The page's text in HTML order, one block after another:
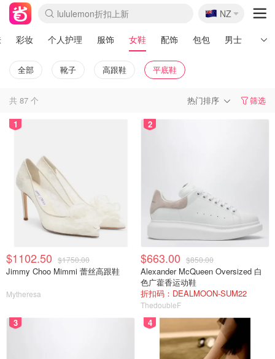
lululemon折扣上新
Sasa美妆护肤3.5折
SSENSE年中2.5折
FreshBeauty好价汇总
Cettire降价+叠9折
WWS Coles超市实拍
viagogo二手票捡漏
Myer折扣汇总
The Outnet奢牌1折起
David Jones 3折起
Flannels大牌1折
Perfumes Club护肤1折
AMIRO面罩$251
Amazon折扣汇总
eToro入金$200送$50
Amazon数码好物
ICONIC本周7.5折
ThedoubleF高奢地板价
Moose Knuckles 6折
EUFY摄像头$98
Selenichast首饰2折
Trip机票酒店促销
YSL送5件彩妆礼
Amazon家居好物
Amazon美妆护肤
雅漾大喷$8
过敏原检测盒$33
科颜氏高保湿面霜$29
SEALIFE海洋馆门票6折
丝塔芙大白罐$16
订阅Newsletter送香薰
Cult Beauty 6.8折
Harrods圣诞日历$525
LN-CC奢牌私促3折
d'Alba空姐喷雾$16
EVE LOM套装£56
Bernardelli独家4折
Adore Beauty 6折起
CT圣诞日历
Mytheresa奢品2.7折
Luxury Escapes 9折
Currentbody美容仪$881
MOON Garden Live
Roborock扫地机$649
Valentino官网5折
CR洗护套装$23
修丽可4件套$159
GANNI官网4.5折
Stylevana韩妆4折
Tessabit高奢8.5折
OGX洗发水$11
Amazon阿德莱德次日达
卡诗8.5折+赠礼
Philips Hue灯具8折
🇳🇿
NZ
彩妆 个人护理 服饰 女鞋 配饰 包包 男士 运
全部 靴子 高跟鞋 平底鞋
共 87 个 热门排序 筛选
1
$1102.50 $1750.00
Jimmy Choo Mimmi 蕾丝高跟鞋
Mytheresa
2
$663.00 $850.00
Alexander McQueen Oversized 白
色广藿香运动鞋
折扣码：DEALMOON-SUM22
ThedoubleF
3 4